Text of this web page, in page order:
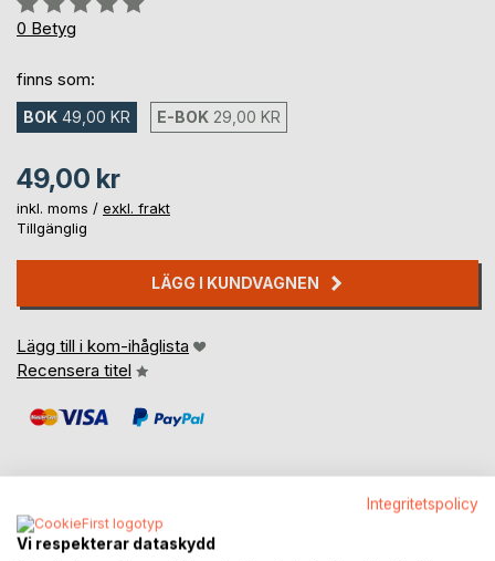
0%
0 Betyg
finns som:
BOK 49,00 KR E-BOK 29,00 KR
49,00 kr
inkl. moms / exkl. frakt
Tillgänglig
LÄGG I KUNDVAGNEN
Lägg till i kom-ihåglista
Recensera titel
BESKRIVNING
Integritetspolicy
Vi respekterar dataskydd